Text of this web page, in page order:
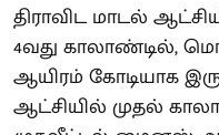
திராவிட மாடல்
4வது காலாண்டில்,
ஆயிரம் கோடியாக
ஆட்சியில் முதல்